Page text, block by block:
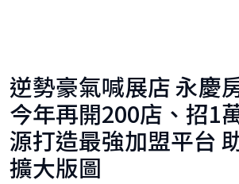
逆勢豪氣喊展店 永慶
今年再開200店、招1
源打造最強加盟平台
擴大版圖